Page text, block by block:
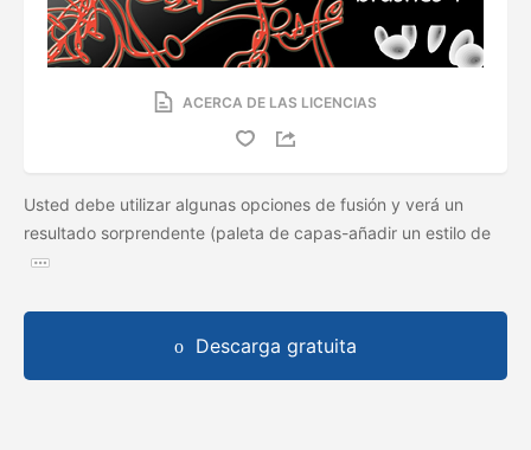
ACERCA DE LAS LICENCIAS
Usted debe utilizar algunas opciones de fusión y verá un
resultado sorprendente (paleta de capas-añadir un estilo de
Descarga gratuita